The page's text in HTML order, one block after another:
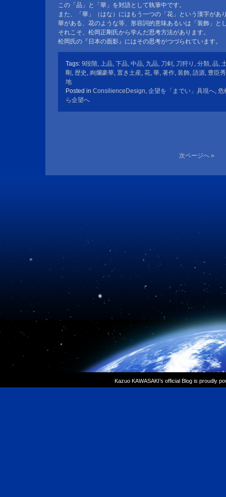
この「品」と「華」を対語として執筆中です。
また、「華」（はな）にはもう一つの「花」という漢字があ
華がある、花のような等、形容詞的意味あるいは「装飾」と
それこそ、松岡正剛氏から学んだ思考方法があります。
松岡氏の『日本の面影』にはその思考がつづられています。
Tags: 9段階 上品 下品 中品 九品 刀剣 刀狩り 分類 品
剛 歴史 絢爛豪華 置き土産 花 華 著作 装飾 語源 豊臣
地
Posted in ConsilienceDesign 企望を「までい」具現へ 危
ら企望へ
次ページへ »
Kazuo KAWASAKI’s official Blog is proudly